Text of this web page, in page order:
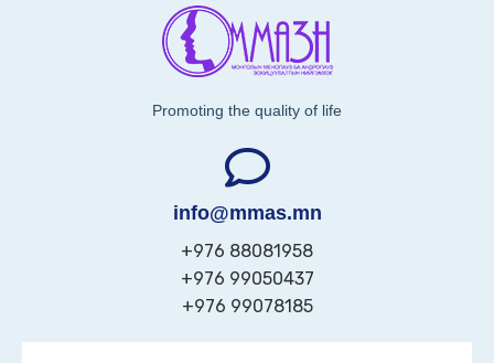
Promoting the quality of life
info@mmas.mn
+976 88081958
+976 99050437
+976 99078185